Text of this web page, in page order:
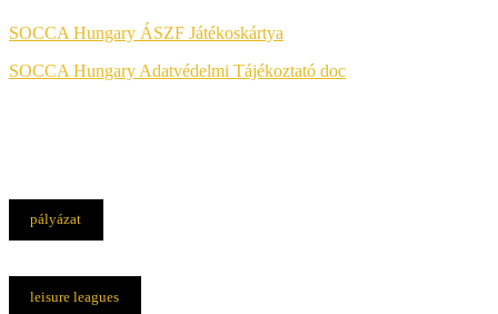
SOCCA Hungary ÁSZF Játékoskártya
SOCCA Hungary Adatvédelmi Tájékoztató doc
pályázat
leisure leagues